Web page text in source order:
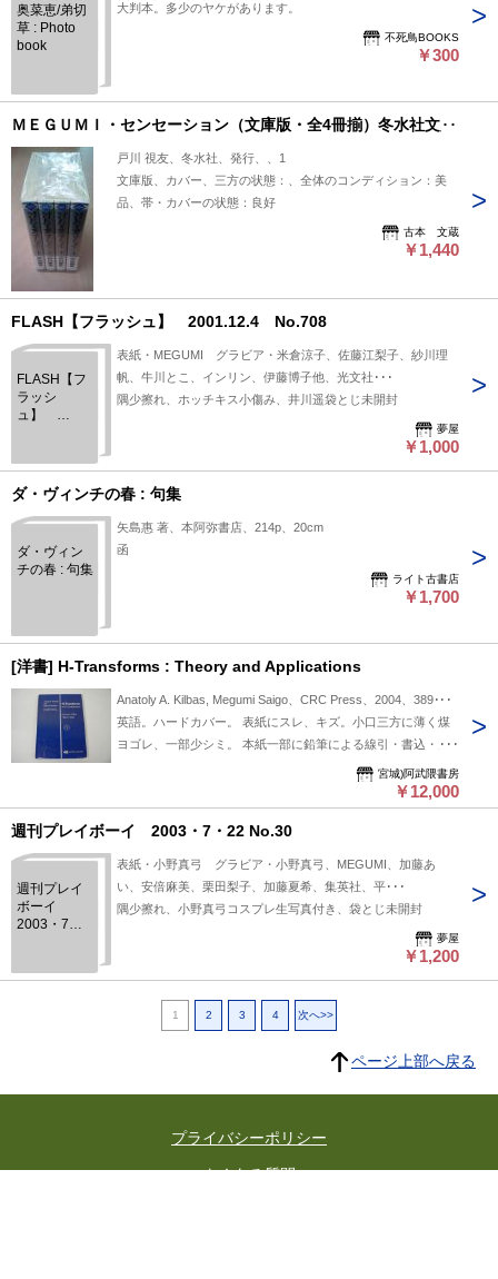
奥菜恵/弟切
草 : Photo
book
大判本。多少のヤケがあります。
不死鳥BOOKS
￥300
ＭＥＧＵＭＩ・センセーション（文庫版・全4冊揃）冬水社文庫
戸川 視友、冬水社、発行、、1
文庫版、カバー、三方の状態：、全体のコンディション：美
品、帯・カバーの状態：良好
古本 文蔵
￥1,440
FLASH【フラッシュ】 2001.12.4 No.708
FLASH【フ
ラッシ
ュ】
表紙・MEGUMI グラビア・米倉涼子、佐藤江梨子、紗川理
帆、牛川とこ、インリン、伊藤博子他、光文社･･･
隅少擦れ、ホッチキス小傷み、井川遥袋とじ未開封
夢屋
￥1,000
ダ・ヴィンチの春 : 句集
ダ・ヴィン
チの春 : 句集
矢島惠 著、本阿弥書店、214p、20cm
函
ライト古書店
￥1,700
[洋書] H-Transforms : Theory and Applications
Anatoly A. Kilbas, Megumi Saigo、CRC Press、2004、389･･･
英語。ハードカバー。 表紙にスレ、キズ。小口三方に薄く煤
ヨゴレ、一部少シミ。 本紙一部に鉛筆による線引・書込・丸
宮城)阿武隈書房
￥12,000
週刊プレイボーイ 2003・7・22 No.30
週刊プレイ
ボーイ
2003・7・
表紙・小野真弓 グラビア・小野真弓、MEGUMI、加藤あ
い、安倍麻美、栗田梨子、加藤夏希、集英社、平･･･
隅少擦れ、小野真弓コスプレ生写真付き、袋とじ未開封
夢屋
￥1,200
1 2 3 4 次へ>>
ページ上部へ戻る
プライバシーポリシー
よくある質問